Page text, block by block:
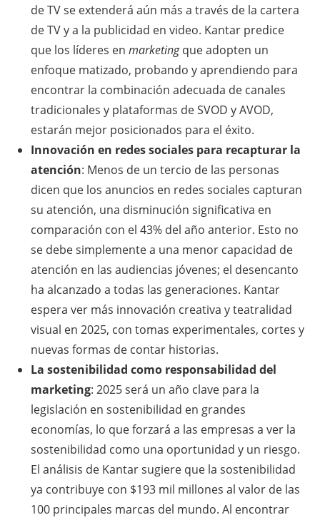
de TV se extenderá aún más a través de la cartera
de TV y a la publicidad en video. Kantar predice
que los líderes en marketingque adopten un
enfoque matizado, probando y aprendiendo para
encontrar la combinación adecuada de canales
tradicionales y plataformas de SVOD y AVOD,
estarán mejor posicionados para el éxito.
Innovación en redes sociales para recapturar la
atención: Menos de un tercio de las personas
dicen que los anuncios en redes sociales capturan
su atención, una disminución significativa en
comparación con el 43% del año anterior. Esto no
se debe simplemente a una menor capacidad de
atención en las audiencias jóvenes; el desencanto
ha alcanzado a todas las generaciones. Kantar
espera ver más innovación creativa y teatralidad
visual en 2025, con tomas experimentales, cortes y
nuevas formas de contar historias.
La sostenibilidad como responsabilidad del
marketing: 2025 será un año clave para la
legislación en sostenibilidad en grandes
economías, lo que forzará a las empresas a ver la
sostenibilidad como una oportunidad y un riesgo.
El análisis de Kantar sugiere que la sostenibilidad
ya contribuye con $193 mil millones al valor de las
100 principales marcas del mundo. Al encontrar